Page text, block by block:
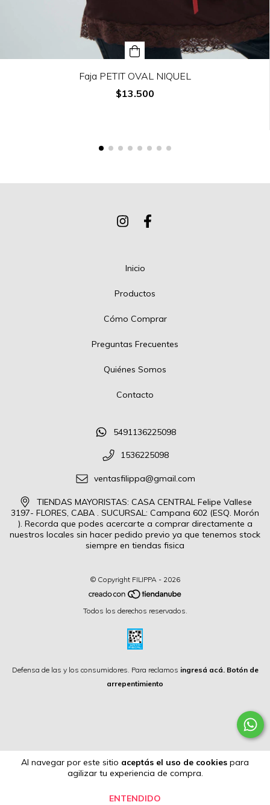
Al navegar por este sitio aceptás el uso de cookies para
agilizar tu experiencia de compra.
ENTENDIDO
Faja PETIT OVAL NIQUEL
$13.500
Inicio
Productos
Cómo Comprar
Preguntas Frecuentes
Quiénes Somos
Contacto
5491136225098
1536225098
ventasfilippa@gmail.com
TIENDAS MAYORISTAS: CASA CENTRAL Felipe Vallese
3197- FLORES, CABA . SUCURSAL: Campana 602 (ESQ. Morón
). Recorda que podes acercarte a comprar directamente a
nuestros locales sin hacer pedido previo ya que tenemos stock
siempre en tiendas fisica
© Copyright FILIPPA - 2026
Todos los derechos reservados.
Defensa de las y los consumidores. Para reclamos ingresá acá. Botón de
arrepentimiento